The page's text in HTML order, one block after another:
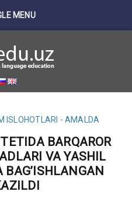
MENU
ISLOHOTLARI - AMALDA
BARQAROR
VA YASHIL
BAG’ISHLANGAN